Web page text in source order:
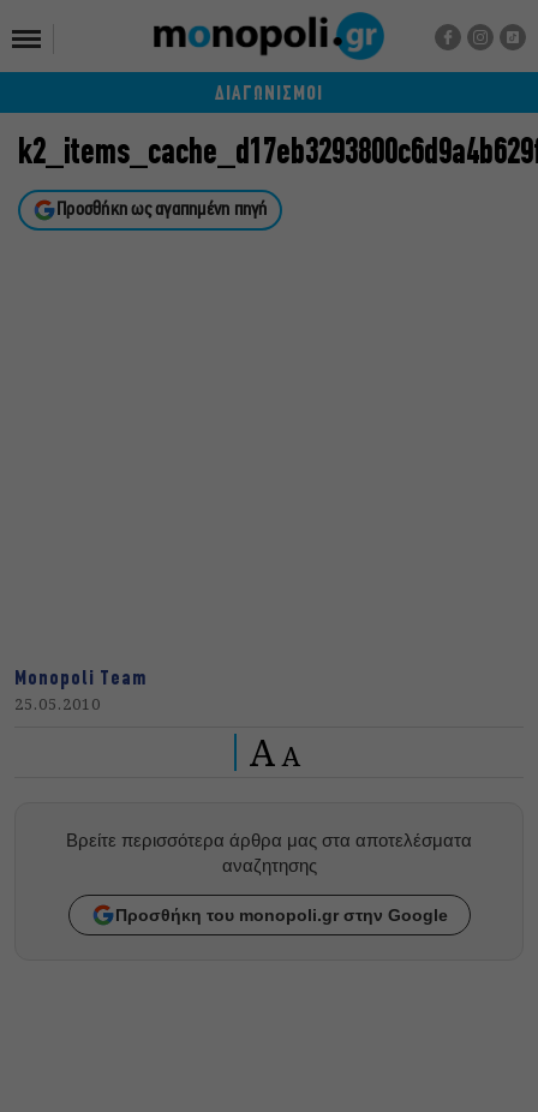
ΔΙΑΓΩΝΙΣΜΟΙ
Προσθήκη ως αγαπημένη πηγή
Monopoli Team
25.05.2010
A A
Βρείτε περισσότερα άρθρα μας στα αποτελέσματα
αναζητησης
Προσθήκη του monopoli.gr στην Google